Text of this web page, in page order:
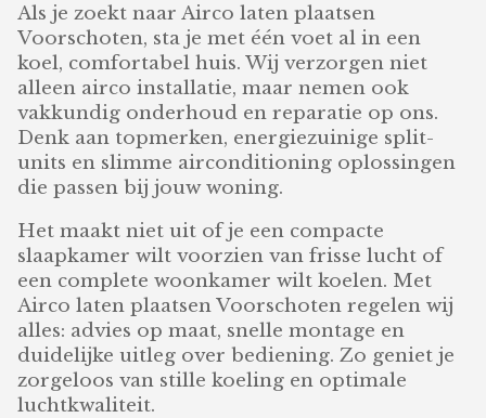
Als je zoekt naar Airco laten plaatsen
Voorschoten, sta je met één voet al in een
koel, comfortabel huis. Wij verzorgen niet
alleen airco installatie, maar nemen ook
vakkundig onderhoud en reparatie op ons.
Denk aan topmerken, energiezuinige split-
units en slimme airconditioning oplossingen
die passen bij jouw woning.
Het maakt niet uit of je een compacte
slaapkamer wilt voorzien van frisse lucht of
een complete woonkamer wilt koelen. Met
Airco laten plaatsen Voorschoten regelen wij
alles: advies op maat, snelle montage en
duidelijke uitleg over bediening. Zo geniet je
zorgeloos van stille koeling en optimale
luchtkwaliteit.